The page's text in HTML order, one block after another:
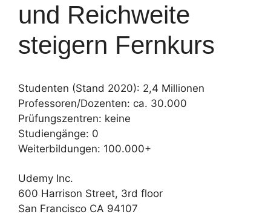
und Reichweite
steigern Fernkurs
Studenten (Stand 2020): 2,4 Millionen
Professoren/Dozenten: ca. 30.000
Prüfungszentren: keine
Studiengänge: 0
Weiterbildungen: 100.000+
Udemy Inc.
600 Harrison Street, 3rd floor
San Francisco CA 94107